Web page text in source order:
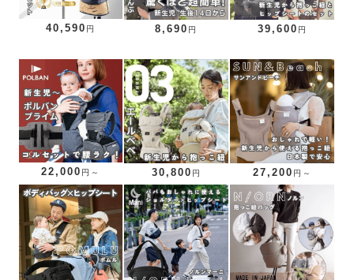
40,590 円 8,690 円 39,600 円
22,000 円～ 30,800 円 27,200 円～